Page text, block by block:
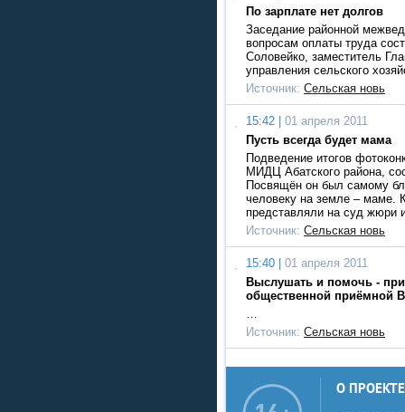
По зарплате нет долгов
Заседание районной
вопросам оплаты труда
Соловейко, заместитель
управления сельского
Источник: Сельская новь
15:42 |
01 апреля 2011
Пусть всегда будет мама
Подведение итогов
МИДЦ Абатского района,
Посвящён он был самому
человеку на земле – маме.
представляли на суд жюри
Источник: Сельская новь
15:40 |
01 апреля 2011
Выслушать и помочь -
общественной приёмной
…
Источник: Сельская новь
О ПРОЕКТЕ